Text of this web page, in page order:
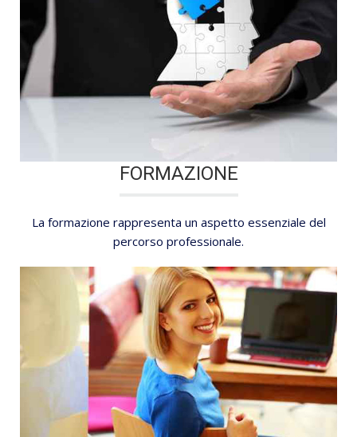
FORMAZIONE
La formazione rappresenta un aspetto essenziale del
percorso professionale.